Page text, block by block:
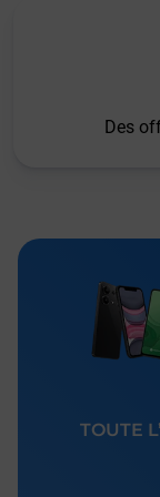
Des
TOUTE